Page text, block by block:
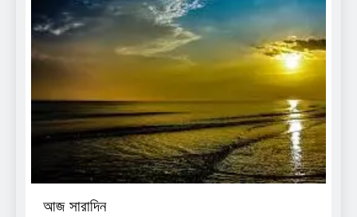
OTHERS